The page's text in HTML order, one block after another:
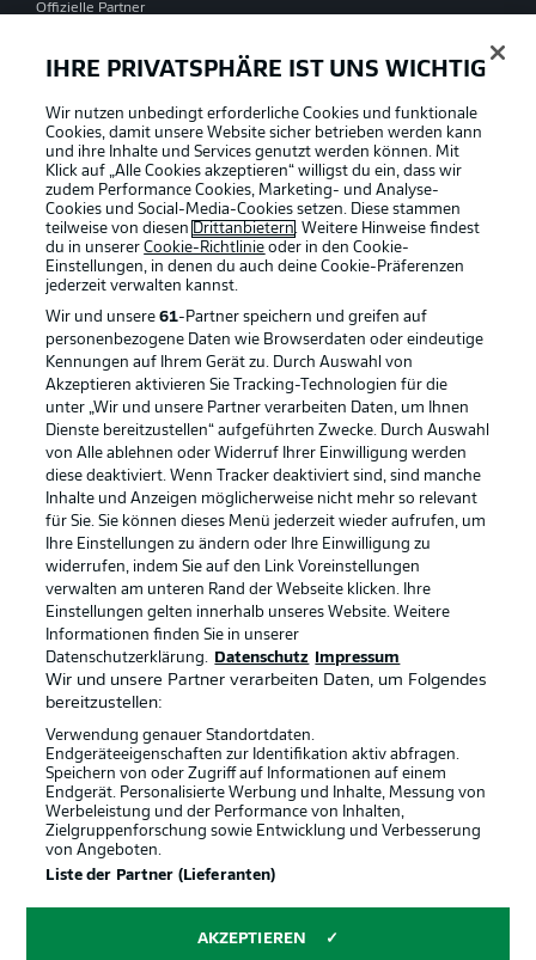
Offizielle Partner
Rechtliche Hinweise Voreinstellungen verwalten
Datenschutz Nutzungsbedingungen
Broadcaster Kontakt
Jobs Impressum
Partner Spieler
Liveticker
© 2026 Bundesliga-Gruppe GmbH
Sprachauswahl
IHRE PRIVATSPHÄRE IST UNS WICHTIG
Wir nutzen unbedingt erforderliche Cookies und funktionale
Cookies, damit unsere Website sicher betrieben werden kann
und ihre Inhalte und Services genutzt werden können. Mit
Klick auf „Alle Cookies akzeptieren“ willigst du ein, dass wir
zudem Performance Cookies, Marketing- und Analyse-
Cookies und Social-Media-Cookies setzen. Diese stammen
teilweise von diesen Drittanbietern. Weitere Hinweise findest
du in unsererCookie-Richtlinie oder in den Cookie-
Einstellungen, in denen du auch deine Cookie-Präferenzen
jederzeit verwalten kannst.
Wir und unsere61-Partner speichern und greifen auf
personenbezogene Daten wie Browserdaten oder eindeutige
Kennungen auf Ihrem Gerät zu. Durch Auswahl von
Akzeptieren aktivieren Sie Tracking-Technologien für die
unter „Wir und unsere Partner verarbeiten Daten, um Ihnen
Dienste bereitzustellen“ aufgeführten Zwecke. Durch Auswahl
von Alle ablehnen oder Widerruf Ihrer Einwilligung werden
diese deaktiviert. Wenn Tracker deaktiviert sind, sind manche
Inhalte und Anzeigen möglicherweise nicht mehr so relevant
für Sie. Sie können dieses Menü jederzeit wieder aufrufen, um
Ihre Einstellungen zu ändern oder Ihre Einwilligung zu
widerrufen, indem Sie auf den Link Voreinstellungen
verwalten am unteren Rand der Webseite klicken. Ihre
Einstellungen gelten innerhalb unseres Website. Weitere
Informationen finden Sie in unserer
Datenschutzerklärung.
Datenschutz Impressum
Wir und unsere Partner verarbeiten Daten, um Folgendes
bereitzustellen:
Verwendung genauer Standortdaten.
Endgeräteeigenschaften zur Identifikation aktiv abfragen.
Speichern von oder Zugriff auf Informationen auf einem
Endgerät. Personalisierte Werbung und Inhalte, Messung von
Werbeleistung und der Performance von Inhalten,
Zielgruppenforschung sowie Entwicklung und Verbesserung
von Angeboten.
Liste der Partner (Lieferanten)
AKZEPTIEREN